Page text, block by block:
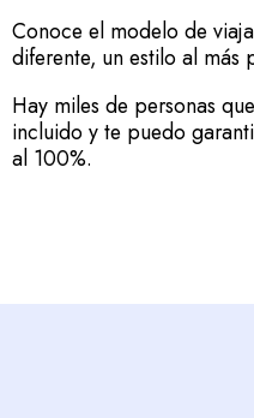
Conoce el modelo de
diferente, un estilo al más
Hay miles de personas
incluido y te puedo
al 100%.